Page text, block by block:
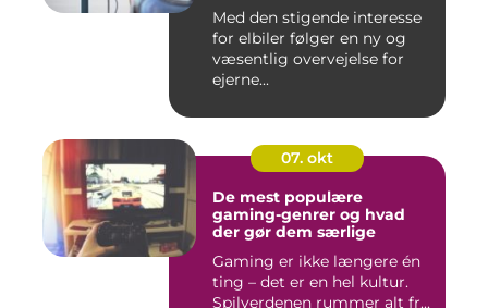
Med den stigende interesse
for elbiler følger en ny og
væsentlig overvejelse for
ejerne...
07. okt
De mest populære
gaming-genrer og hvad
der gør dem særlige
Gaming er ikke længere én
ting – det er en hel kultur.
Spilverdenen rummer alt fr...